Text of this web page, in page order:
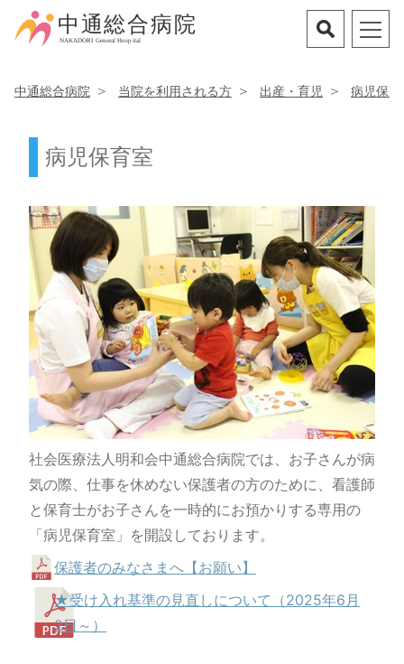
中通総合病院 当院を利用される方 出産・育児 病児保育
病児保育室
社会医療法人明和会中通総合病院では、お子さんが病
気の際、仕事を休めない保護者の方のために、看護師
と保育士がお子さんを一時的にお預かりする専用の
「病児保育室」を開設しております。
保護者のみなさまへ【お願い】
★受け入れ基準の見直しについて（2025年6月
2日～）